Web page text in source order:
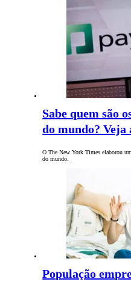
Sabe quem são
do mundo? Veja
O The New York Times elaborou
do mundo.
População